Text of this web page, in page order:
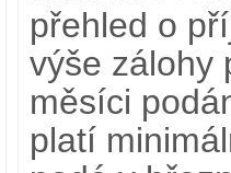
přehled o
výše zálohy
měsíci
platí